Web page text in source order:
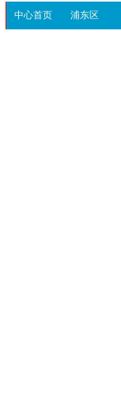
中心首页 浦东区